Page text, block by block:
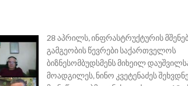
28 აპრილს, ინფრასტრუქტურის
გამგეობის წევრები საქართველოს
ბიზნესომბუდსმენს მიხეილ
მოადგილეს, ნინო კვეტენაძეს